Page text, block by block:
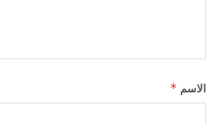
الاسم*